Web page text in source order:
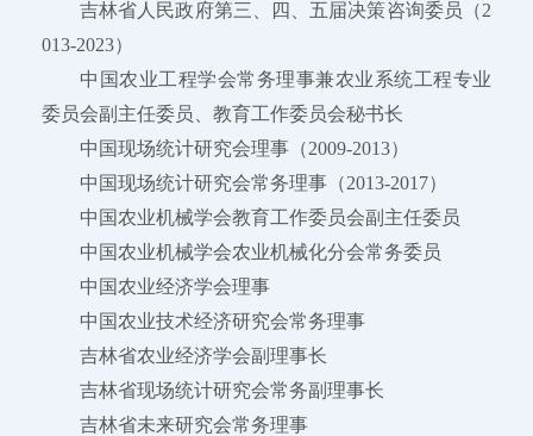
吉林省人民政府第三、四、五届决策咨询委员（2
013-2023）
中国农业工程学会常务理事兼农业系统工程专业
委员会副主任委员、教育工作委员会秘书长
中国现场统计研究会理事（2009-2013）
中国现场统计研究会常务理事（2013-2017）
中国农业机械学会教育工作委员会副主任委员
中国农业机械学会农业机械化分会常务委员
中国农业经济学会理事
中国农业技术经济研究会常务理事
吉林省农业经济学会副理事长
吉林省现场统计研究会常务副理事长
吉林省未来研究会常务理事